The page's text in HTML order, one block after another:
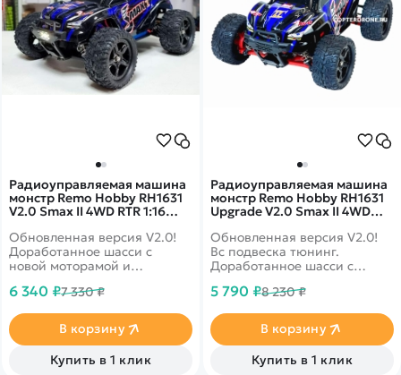
Радиоуправляемая машина
монстр Remo Hobby RH1631
V2.0 Smax II 4WD RTR 1:16
Обновленная версия V2.0!
Доработанное шасси с
новой моторамой и
влагозащита - для заездов в
км/ч, полный привод 4wd,
масштаб 1:16
6 340 ₽7 330 ₽
В корзину
Купить в 1 клик
Радиоуправляемая машина
монстр Remo Hobby RH1631
Upgrade V2.0 Smax II 4WD
BLUE-V2
Обновленная версия V2.0!
Вс подвеска тюнинг.
Доработанное шасси с
двигателем. Полная
дождь и снег. Скорость до 35
км/ч, полный привод 4wd,
масштаб 1:16
5 790 ₽8 230 ₽
В корзину
Купить в 1 клик